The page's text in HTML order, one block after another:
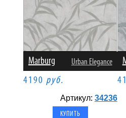
Marburg Urban Elegance
4190 руб.
Артикул: 34236